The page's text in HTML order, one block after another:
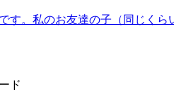
す。私のお友達の子（同じく
ド